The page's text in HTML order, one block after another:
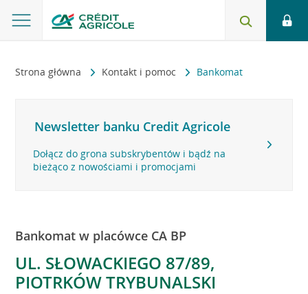
Strona główna Kontakt i pomoc Bankomat
Newsletter banku Credit Agricole
Dołącz do grona subskrybentów i bądź na
bieżąco z nowościami i promocjami
Bankomat w placówce CA BP
UL. SŁOWACKIEGO 87/89,
PIOTRKÓW TRYBUNALSKI